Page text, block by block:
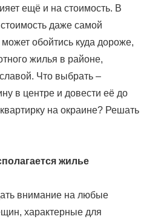
ещё и на стоимость. В
даже самой
обойтись куда дороже,
жилья в районе,
Что выбрать –
в центре и довести её до
на окраине? Решать
жилье
внимание на любые
характерные для